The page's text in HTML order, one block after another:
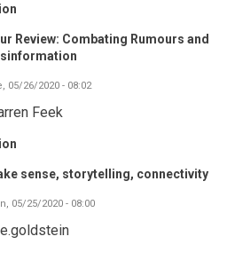
Review: Combating Rumours and
05/26/2020 - 08:02
Feek
sense, storytelling, connectivity
05/25/2020 - 08:00